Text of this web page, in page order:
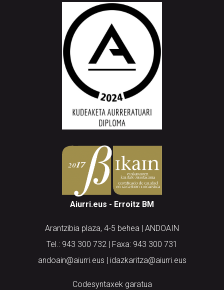
Aiurri.eus - Erroitz BM
Arantzibia plaza, 4-5 behea | ANDOAIN
Tel.: 943 300 732 | Faxa: 943 300 731
andoain@aiurri.eus | idazkaritza@aiurri.eus
Codesyntaxek garatua